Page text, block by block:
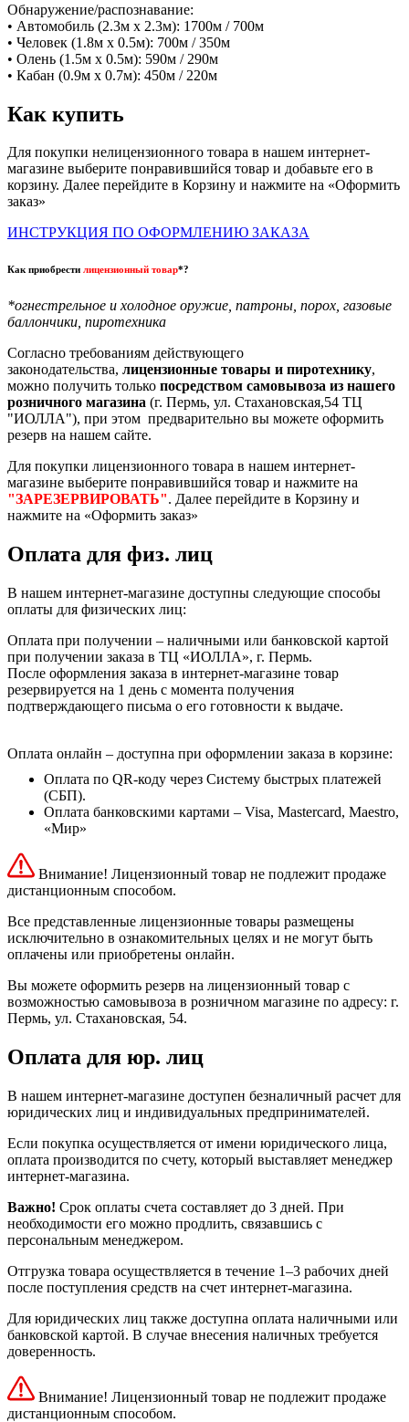
Обнаружение/распознавание:
• Автомобиль (2.3м х 2.3м): 1700м / 700м
• Человек (1.8м х 0.5м): 700м / 350м
• Олень (1.5м х 0.5м): 590м / 290м
• Кабан (0.9м х 0.7м): 450м / 220м
Как купить
Для покупки нелицензионного товара в нашем интернет-
магазине выберите понравившийся товар и добавьте его в
корзину. Далее перейдите в Корзину и нажмите на «Оформить
заказ»
ИНСТРУКЦИЯ ПО ОФОРМЛЕНИЮ ЗАКАЗА
Как приобрести лицензионный товар*?
*огнестрельное и холодное оружие, патроны, порох, газовые
баллончики, пиротехника
Согласно требованиям действующего
законодательства, лицензионные товары и пиротехнику,
можно получить только посредством самовывоза из нашего
розничного магазина (г. Пермь, ул. Стахановская,54 ТЦ
"ИОЛЛА"), при этом предварительно вы можете оформить
резерв на нашем сайте.
Для покупки лицензионного товара в нашем интернет-
магазине выберите понравившийся товар и нажмите на
"ЗАРЕЗЕРВИРОВАТЬ". Далее перейдите в Корзину и
нажмите на «Оформить заказ»
Оплата для физ. лиц
В нашем интернет-магазине доступны следующие способы
оплаты для физических лиц:
Оплата при получении – наличными или банковской картой
при получении заказа в ТЦ «ИОЛЛА», г. Пермь.
После оформления заказа в интернет-магазине товар
резервируется на 1 день с момента получения
подтверждающего письма о его готовности к выдаче.
Оплата онлайн – доступна при оформлении заказа в корзине:
Оплата по QR-коду через Систему быстрых платежей
(СБП).
Оплата банковскими картами – Visa, Mastercard, Maestro,
«Мир»
Внимание! Лицензионный товар не подлежит продаже
дистанционным способом.
Все представленные лицензионные товары размещены
исключительно в ознакомительных целях и не могут быть
оплачены или приобретены онлайн.
Вы можете оформить резерв на лицензионный товар с
возможностью самовывоза в розничном магазине по адресу: г.
Пермь, ул. Стахановская, 54.
Оплата для юр. лиц
В нашем интернет-магазине доступен безналичный расчет для
юридических лиц и индивидуальных предпринимателей.
Если покупка осуществляется от имени юридического лица,
оплата производится по счету, который выставляет менеджер
интернет-магазина.
Важно! Срок оплаты счета составляет до 3 дней. При
необходимости его можно продлить, связавшись с
персональным менеджером.
Отгрузка товара осуществляется в течение 1–3 рабочих дней
после поступления средств на счет интернет-магазина.
Для юридических лиц также доступна оплата наличными или
банковской картой. В случае внесения наличных требуется
доверенность.
Внимание! Лицензионный товар не подлежит продаже
дистанционным способом.